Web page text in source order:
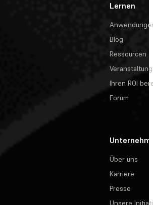
Lernen
Blog
Ressourcen
Ihren ROI
Forum
Über uns
Karriere
Presse
Unsere